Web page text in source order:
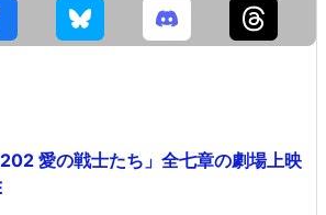
愛の戦士たち」全七章の劇場上映